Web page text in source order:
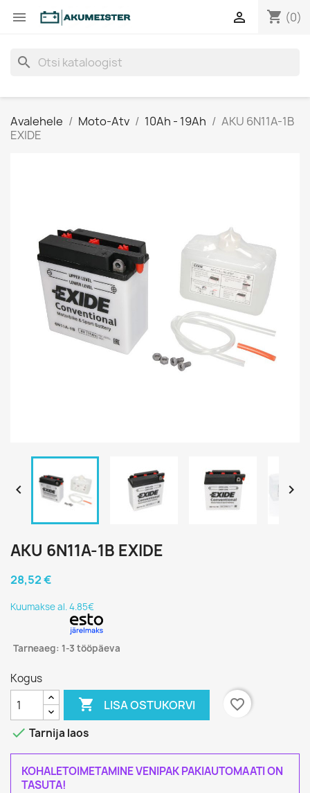
 shopping_cart (0)

search
Avalehele Moto-Atv 10Ah - 19Ah
AKU 6N11A-1B
EXIDE
 
AKU 6N11A-1B EXIDE
28,52 €
Kuumakse al. 4.85€
Tarneaeg: 1-3 tööpäeva
Kogus
 LISA OSTUKORVI
favorite_border
 Tarnija laos
KOHALETOIMETAMINE VENIPAK PAKIAUTOMAATI ON
TASUTA!